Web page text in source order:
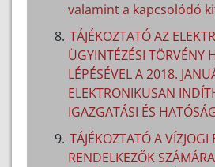
valamint a kapcsolódó
TÁJÉKOZTATÓ AZ
ÜGYINTÉZÉSI TÖRVÉNY
LÉPÉSÉVEL A 2018.
ELEKTRONIKUSAN
IGAZGATÁSI ÉS
TÁJÉKOZTATÓ A VÍZJOGI
RENDELKEZŐK